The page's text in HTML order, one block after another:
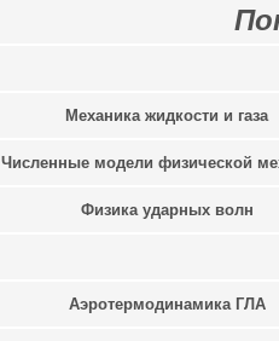
Механика жидкости и газа
Численные модели физической
Физика ударных волн
Аэротермодинамика ГЛА